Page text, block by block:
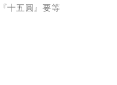
十五圓』要等